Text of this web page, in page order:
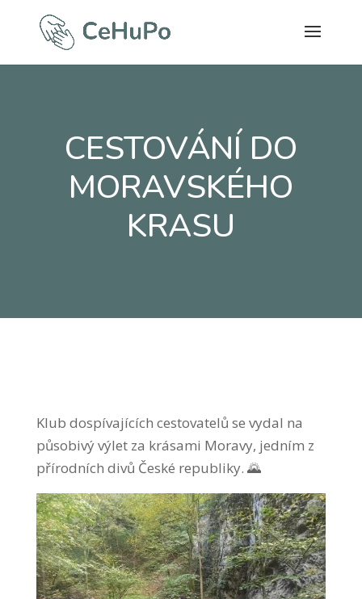
CESTOVÁNÍ DO
MORAVSKÉHO
KRASU
Klub dospívajících cestovatelů se vydal na
působivý výlet za krásami Moravy, jedním z
přírodních divů České republiky. 🌄